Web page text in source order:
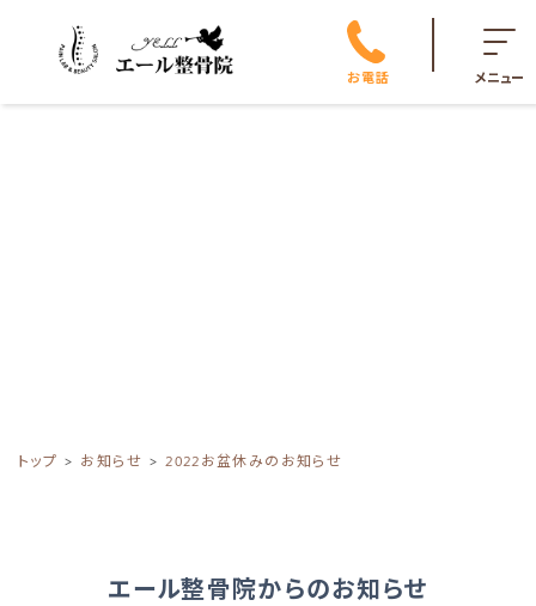
お電話 メニュー
トップ お知らせ 2022お盆休みのお知らせ
エール整骨院からのお知らせ